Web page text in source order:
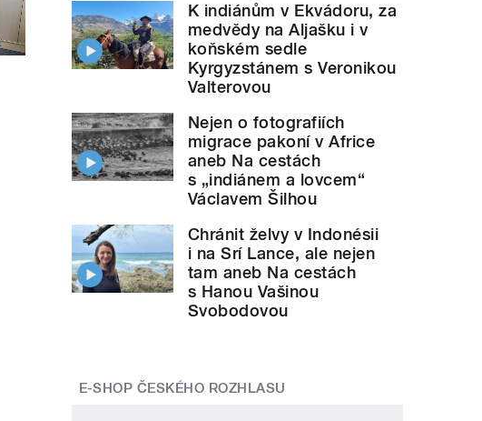
K indiánům v Ekvádoru, za
medvědy na Aljašku i v
koňském sedle
Kyrgyzstánem s Veronikou
Valterovou
Nejen o fotografiích
migrace pakoní v Africe
aneb Na cestách
s „indiánem a lovcem“
Václavem Šilhou
Chránit želvy v Indonésii
i na Srí Lance, ale nejen
tam aneb Na cestách
s Hanou Vašinou
Svobodovou
E-SHOP ČESKÉHO ROZHLASU